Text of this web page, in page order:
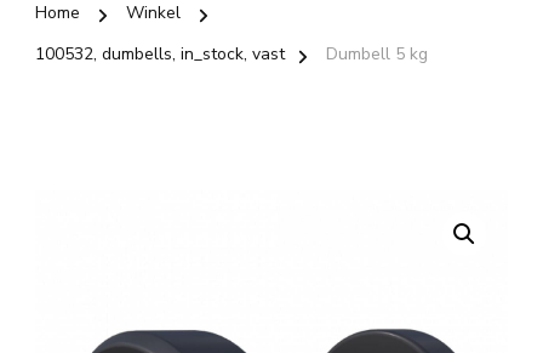
Home
Winkel
100532, dumbells, in_stock, vast
Dumbell 5 kg